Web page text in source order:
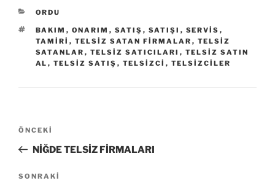
KATEGORILER
ORDU
ETIKETLER
BAKIM , ONARIM , SATIŞ , SATIŞI , SERVIS ,
TAMIRI , TELSIZ SATAN FIRMALAR , TELSIZ
SATANLAR , TELSIZ SATICILARI , TELSIZ SATIN
AL , TELSIZ SATIŞ , TELSIZCI , TELSIZCILER
Yazı
gezinmesi
Önceki
Yazı
ÖNCEKI
NİĞDE TELSİZ FİRMALARI
Sonraki
SONRAKI